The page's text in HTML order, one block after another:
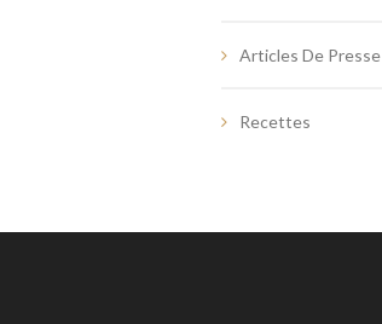
Articles De Presse
Recettes